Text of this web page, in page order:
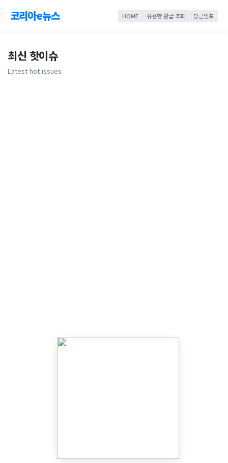
코리아e뉴스 HOME 유용한 환급 조회 당근인포
최신 핫이슈
Latest hot issues